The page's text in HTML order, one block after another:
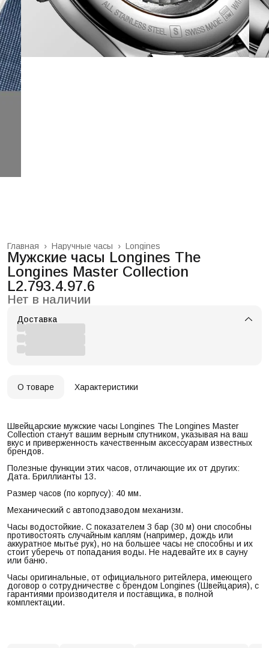
Longines
Наручные часы ›
Главная ›
Мужские часы Longines The
Longines Master Collection
L2.793.4.97.6
Нет в наличии
Доставка
О товаре Характеристики
Швейцарские мужские часы Longines The Longines Master
Collection станут вашим верным спутником, указывая на ваш
вкус и приверженность качественным аксессуарам известных
брендов.
Полезные функции этих часов, отличающие их от других:
Дата. Бриллианты 13.
Размер часов (по корпусу): 40 мм.
Механический с автоподзаводом механизм.
Часы водостойкие. С показателем 3 бар (30 м) они способны
противостоять случайным каплям (например, дождь или
аккуратное мытье рук), но на большее часы не способны и их
стоит уберечь от попадания воды. Не надевайте их в сауну
или баню.
Часы оригинальные, от официального ритейлера, имеющего
договор о сотрудничестве с брендом Longines (Швейцария), с
гарантиями производителя и поставщика, в полной
комплектации.